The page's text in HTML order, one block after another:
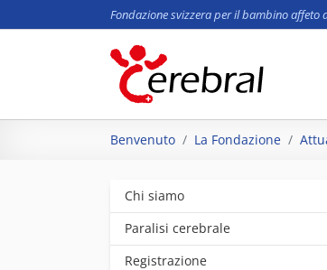
Fondazione svizzera per il bambino affeto
Benvenuto La Fondazione
Chi siamo
Paralisi cerebrale
Registrazione